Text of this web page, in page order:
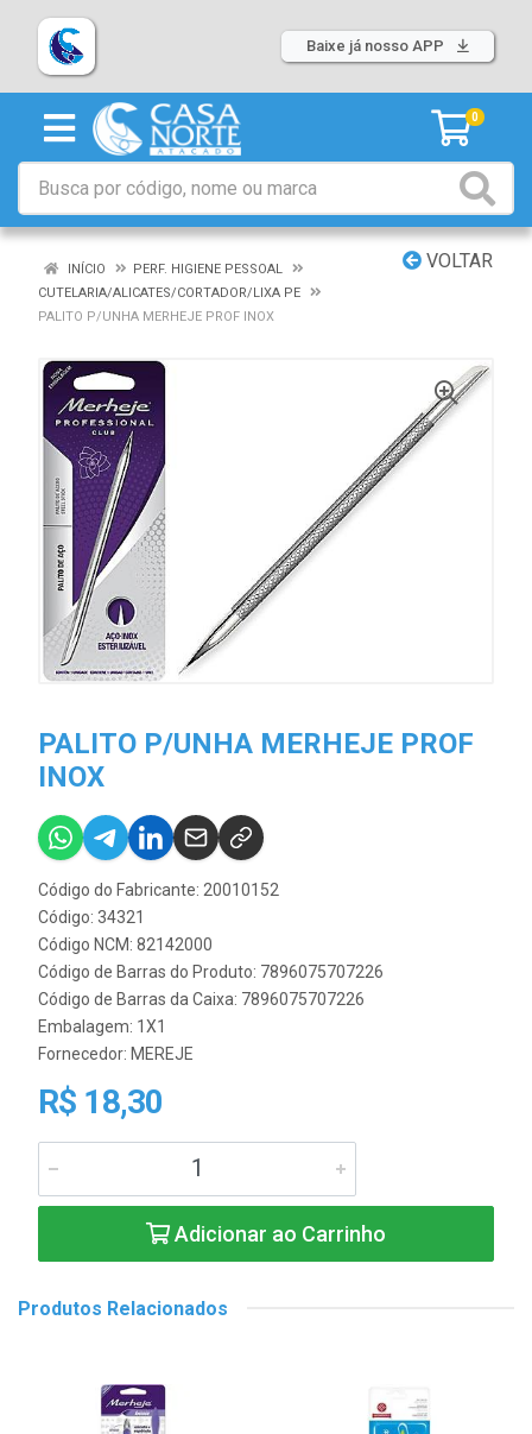
Baixe já nosso APP
0
VOLTAR
INÍCIO
PERF. HIGIENE PESSOAL
CUTELARIA/ALICATES/CORTADOR/LIXA PE
PALITO P/UNHA MERHEJE PROF INOX
PALITO P/UNHA MERHEJE PROF
INOX
Código do Fabricante: 20010152
Código: 34321
Código NCM: 82142000
Código de Barras do Produto: 7896075707226
Código de Barras da Caixa: 7896075707226
Embalagem: 1X1
Fornecedor: MEREJE
R$ 18,30
Adicionar ao Carrinho
Produtos Relacionados